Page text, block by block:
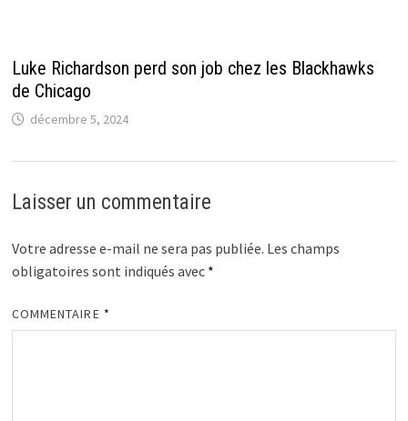
Luke Richardson perd son job chez les Blackhawks
de Chicago
décembre 5, 2024
Laisser un commentaire
Votre adresse e-mail ne sera pas publiée. Les champs
obligatoires sont indiqués avec *
COMMENTAIRE *